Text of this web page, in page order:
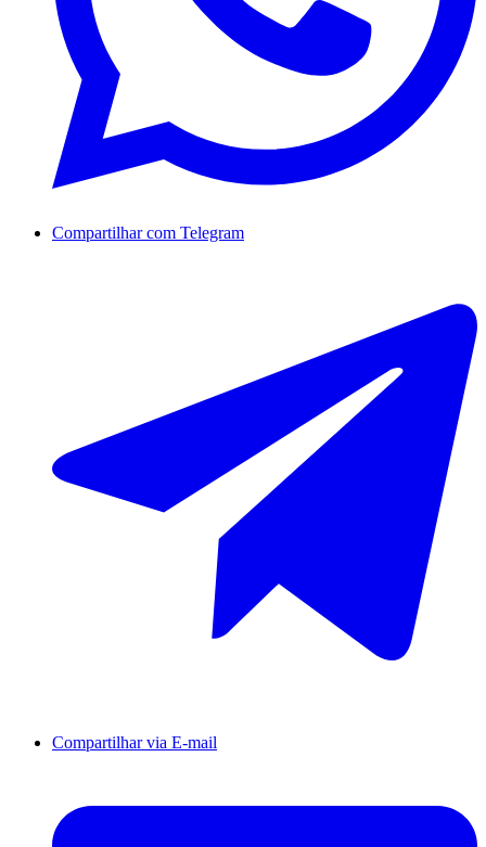
Compartilhar com Telegram
Compartilhar via E-mail